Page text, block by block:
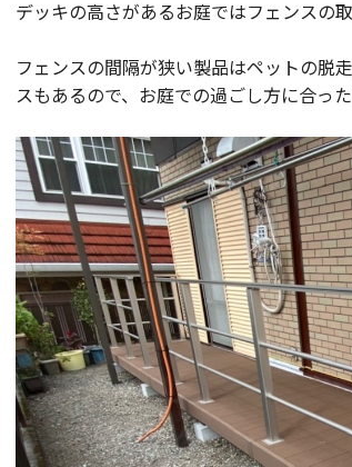
デッキの高さがあるお庭ではフェンスの
フェンスの間隔が狭い製品はペットの脱
スもあるので、お庭での過ごし方に合っ